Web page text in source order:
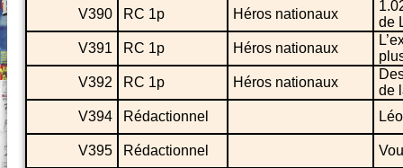
V390 RC 1p Héros nationaux
de
V391
RC 1p Héros nationaux
V392
RC 1p Héros nationaux
de
V394
Rédactionnel
V395 Rédactionnel